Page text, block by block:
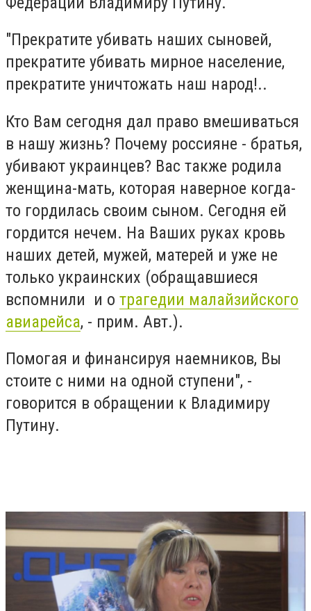
"Прекратите убивать наших сыновей,
прекратите убивать мирное население,
прекратите уничтожать наш народ!..
Кто Вам сегодня дал право вмешиваться
в нашу жизнь? Почему россияне - братья,
убивают украинцев? Вас также родила
женщина-мать, которая наверное когда-
то гордилась своим сыном. Сегодня ей
гордится нечем. На Ваших руках кровь
наших детей, мужей, матерей и уже не
только украинских (обращавшиеся
вспомнили и о трагедии малайзийского
авиарейса, - прим. Авт.).
Помогая и финансируя наемников, Вы
стоите с ними на одной ступени", -
говорится в обращении к Владимиру
Путину.